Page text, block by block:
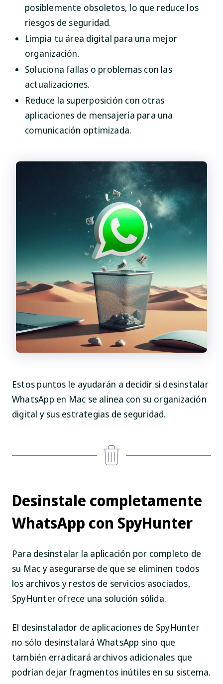
posiblemente obsoletos, lo que reduce los
riesgos de seguridad.
Limpia tu área digital para una mejor
organización.
Soluciona fallas o problemas con las
actualizaciones.
Reduce la superposición con otras
aplicaciones de mensajería para una
comunicación optimizada.
Estos puntos le ayudarán a decidir si desinstalar
WhatsApp en Mac se alinea con su organización
digital y sus estrategias de seguridad.
Desinstale completamente
WhatsApp con SpyHunter
Para desinstalar la aplicación por completo de
su Mac y asegurarse de que se eliminen todos
los archivos y restos de servicios asociados,
SpyHunter ofrece una solución sólida.
El desinstalador de aplicaciones de SpyHunter
no sólo desinstalará WhatsApp sino que
también erradicará archivos adicionales que
podrían dejar fragmentos inútiles en su sistema.